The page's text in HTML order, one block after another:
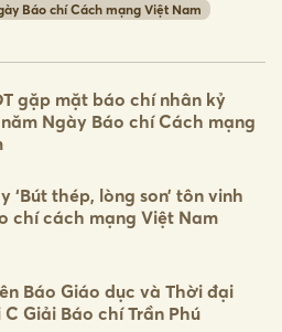
Báo chí Cách mạng Việt Nam
gặp mặt báo chí nhân kỷ
năm Ngày Báo chí Cách mạng
‘Bút thép, lòng son’ tôn vinh
chí cách mạng Việt Nam
Báo Giáo dục và Thời đại
Giải Báo chí Trần Phú